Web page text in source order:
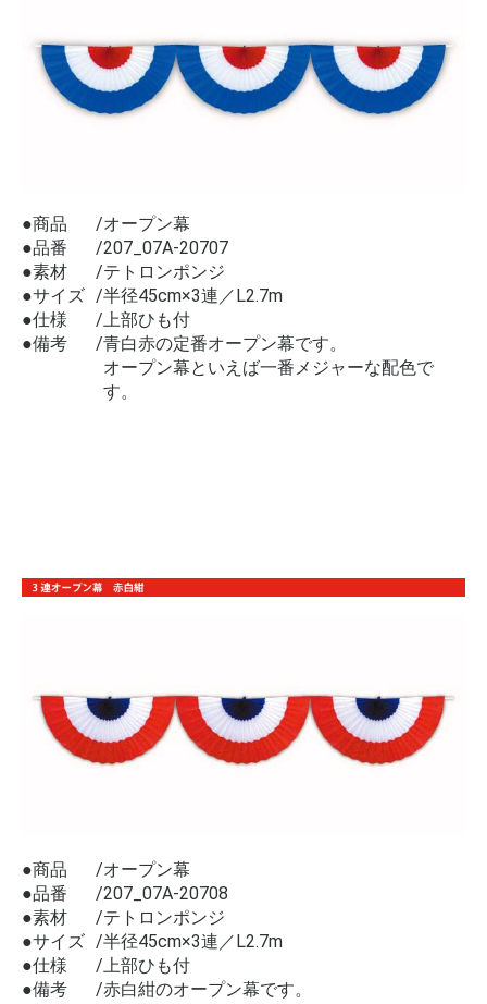
●商品
オープン幕
●品番
207_07A-20707
●素材
テトロンポンジ
●サイズ
半径45cm×3連／L2.7m
●仕様
上部ひも付
●備考
青白赤の定番オープン幕です。
オープン幕といえば一番メジャーな配色で
す。
●商品
オープン幕
●品番
207_07A-20708
●素材
テトロンポンジ
●サイズ
半径45cm×3連／L2.7m
●仕様
上部ひも付
●備考
赤白紺のオープン幕です。